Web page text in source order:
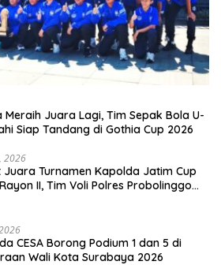
Juara Lagi, Tim Sepak Bola U-
Siap Tandang di Gothia Cup 2026
2026
Juara Turnamen Kapolda Jatim Cup
II, Tim Voli Polres Probolinggo
CESA Borong Podium 1 dan 5 di
Wali Kota Surabaya 2026